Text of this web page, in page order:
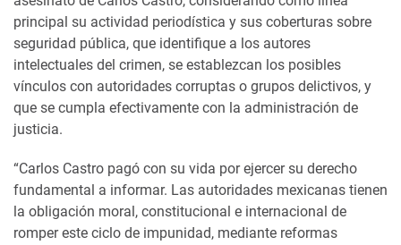
principal su actividad periodística y sus coberturas sobre
seguridad pública, que identifique a los autores
intelectuales del crimen, se establezcan los posibles
vínculos con autoridades corruptas o grupos delictivos, y
que se cumpla efectivamente con la administración de
justicia.
“Carlos Castro pagó con su vida por ejercer su derecho
fundamental a informar. Las autoridades mexicanas tienen
la obligación moral, constitucional e internacional de
romper este ciclo de impunidad, mediante reformas